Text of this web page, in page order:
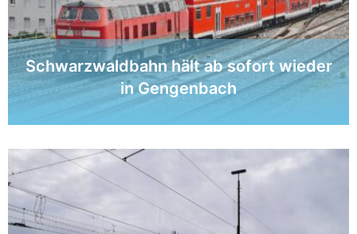
Schwarzwaldbahn hält ab sofort wieder
in Gengenbach